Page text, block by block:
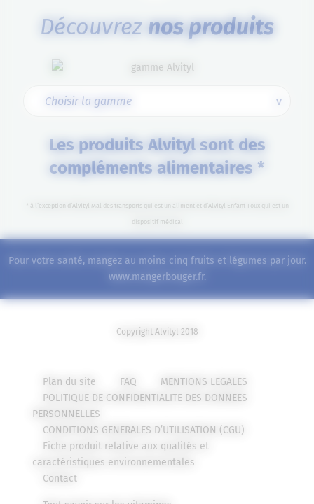
Découvrez nos produits
Les produits Alvityl sont des
compléments alimentaires *
* à l’exception d’Alvityl Mal des transports qui est un aliment et d’Alvityl Enfant Toux qui est un
dispositif médical
Pour votre santé, mangez au moins cinq fruits et légumes par jour.
www.mangerbouger.fr.
Copyright Alvityl 2018
Plan du site FAQ
MENTIONS LEGALES
POLITIQUE DE CONFIDENTIALITE DES DONNEES
PERSONNELLES
CONDITIONS GENERALES D’UTILISATION (CGU)
Fiche produit relative aux qualités et
caractéristiques environnementales
Contact